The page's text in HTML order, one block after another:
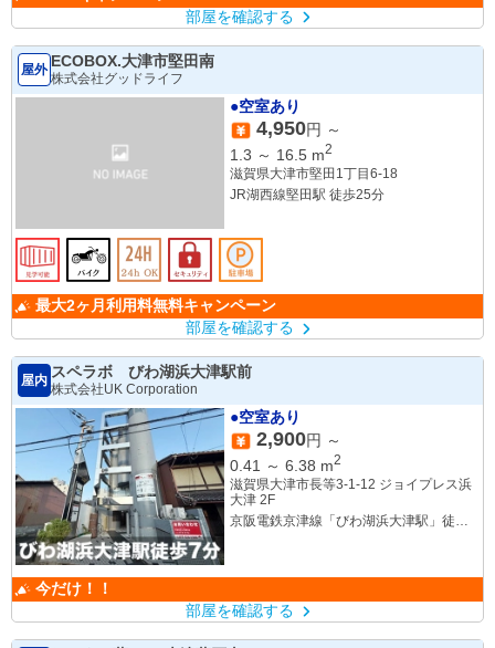
部屋を確認する
屋外 ECOBOX.大津市堅田南
株式会社グッドライフ
●空室あり
4,950円 ～
1.3 ～ 16.5 m2
滋賀県大津市堅田1丁目6-18
JR湖西線堅田駅 徒歩25分
最大2ヶ月利用料無料キャンペーン
部屋を確認する
屋内
スペラボ びわ湖浜大津駅前
株式会社UK Corporation
●空室あり
2,900円 ～
0.41
～ 6.38 m2
滋賀県大津市長等3-1-12 ジョイプレス浜
大津 2F
京阪電鉄京津線「びわ湖浜大津駅」徒歩7
今だけ！！
部屋を確認する